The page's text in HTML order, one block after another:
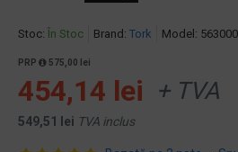
Stoc: În Stoc Brand: Tork Model: 563000
PRP 575,00 lei
454,14 lei + TVA
549,51 lei TVA inclus